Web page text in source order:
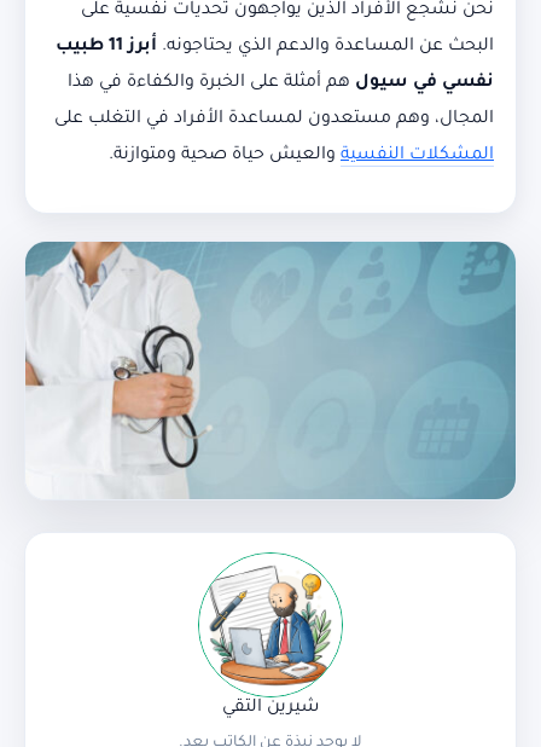
نحن نشجع الأفراد الذين يواجهون تحديات نفسية على
البحث عن المساعدة والدعم الذي يحتاجونه.
أبرز 11 طبيب
نفسي في سيول هم أمثلة على الخبرة والكفاءة في هذا
المجال، وهم مستعدون لمساعدة الأفراد في التغلب على
المشكلات النفسية والعيش حياة صحية ومتوازنة.
شيرين التقي
لا يوجد نبذة عن الكاتب بعد.